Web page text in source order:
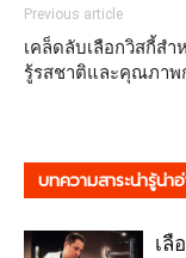
Previous article
เคล็ดลับเลือกวิสกี้สำ
รู้รสชาติและคุณภาพ
บทความสาระน่ารู้น่า
เลื